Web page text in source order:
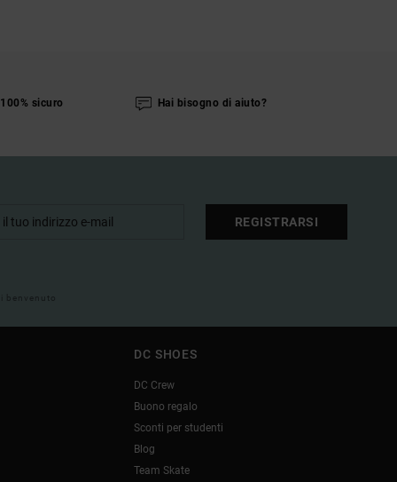
sicuro Hai bisogno di aiuto?
REGISTRARSI
benvenuto
DC SHOES
DC Crew
Buono regalo
Sconti per studenti
Blog
Team Skate